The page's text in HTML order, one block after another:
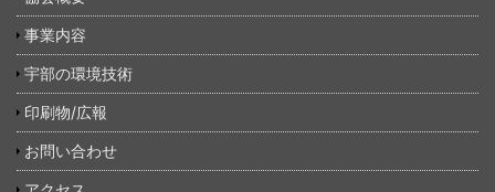
事業内容
宇部の環境技術
印刷物/広報
お問い合わせ